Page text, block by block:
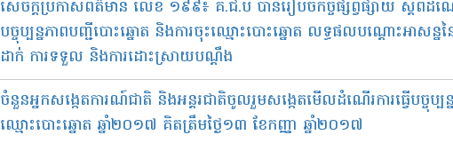
សេចក្ដី​ប្រកាសព័ត៌មាន​ លេខ ១៩៩៖​ គ.ជ.ប បាន​រៀបចំ​កិច្ចផ្សព្វផ្សាយ​ ស្ដី​ពី​ដំណើរក
បច្ចុប្បន្នភាព​បញ្ជី​បោះឆ្នោត និង​ការ​ចុះឈ្មោះ​បោះ​ឆ្នោត​ លទ្ធផល​បណ្ដោះអាសន្ន​
ដាក់ ការ​ទទួល និង​ការ​ដោះស្រាយបណ្ដឹង
ចំនួន​អ្នក​សង្កេតការណ៍​ជាតិ និង​អន្តរ​ជាតិ​ចូលរួម​សង្កេតមើល​ដំណើរការ​ធ្វើ​បច្ចុប្ប
ឈ្មោះបោះឆ្នោត​ ឆ្នាំ​២០១៧ គិត​ត្រឹម​ថ្ងៃ​១៣ ខែកញ្ញា ឆ្នាំ​២០១៧